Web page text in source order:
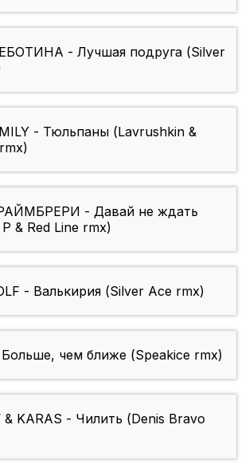
- Лучшая подруга (Silver
- Тюльпаны (Lavrushkin &
- Давай не ждать
& Red Line rmx)
- Валькирия (Silver Ace rmx)
чем ближе (Speakice rmx)
& KARAS - Чилить (Denis Bravo